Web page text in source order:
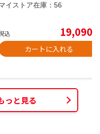
イストア在庫： 56
込 19,090
カートに入れる
っと見る